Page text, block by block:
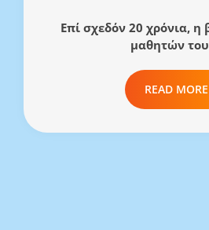
Επί σχεδόν 20 χρόνια,
μαθητών
READ MORE